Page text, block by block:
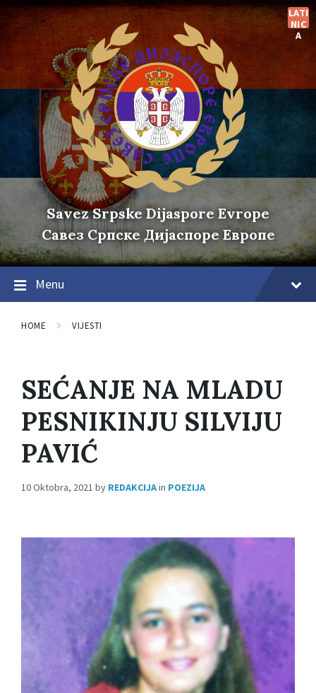
Skip
to
content
Skip
to
main
navigation
Skip
to
footer
LATI
NIC
A
Savez Srpske Dijaspore Evrope
Савез Српске Дијаспоре Европе
Menu
HOME VIJESTI
SEĆANJE NA MLADU
PESNIKINJU SILVIJU
PAVIĆ
10 Oktobra, 2021 by REDAKCIJAin POEZIJA